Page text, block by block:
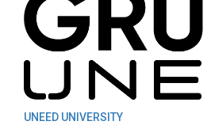
UNEED UNIVERSITY